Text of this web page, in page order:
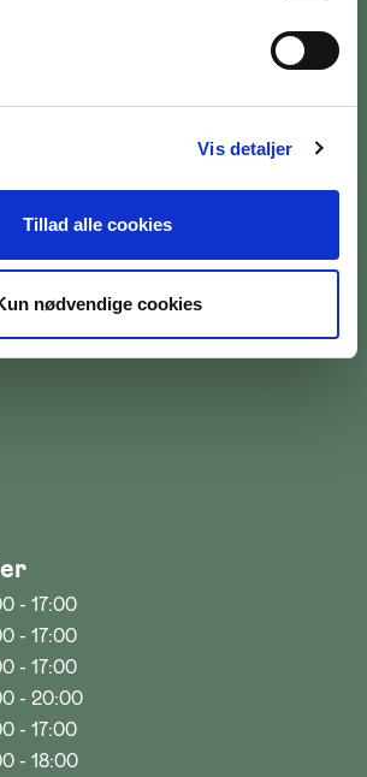
Vis detaljer
Tillad alle cookies
nødvendige cookies
- 17:00
- 17:00
- 17:00
- 20:00
- 17:00
- 18:00
ÅBNINGSTIDER